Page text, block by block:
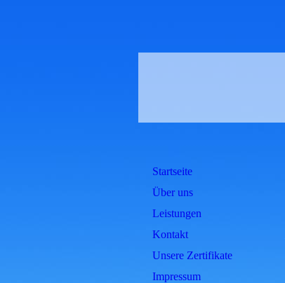
Startseite
Über uns
Leistungen
Kontakt
Unsere Zertifikate
Impressum